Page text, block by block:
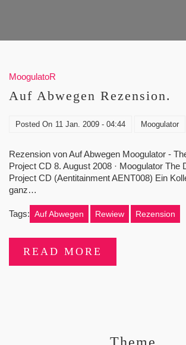
MoogulatoR
Auf Abwegen Rezension.
Posted On 11 Jan. 2009 - 04:44 Moogulator
Rezension von Auf Abwegen Moogulator -
Project CD 8. August 2008 · Moogulator The
Project CD (Aentitainment AENT008) Ein
ganz…
Tags: Auf Abwegen Rewiew Rezension
READ MORE